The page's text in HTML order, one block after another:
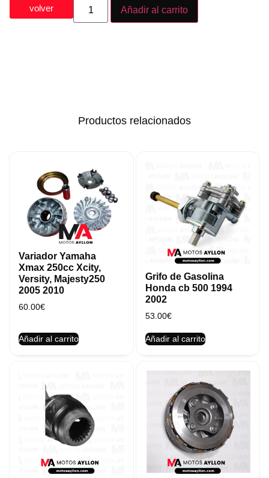
volver Añadir al carrito
Productos relacionados
Variador Yamaha
Xmax 250cc Xcity,
Versity, Majesty250
2005 2010
60.00€
Añadir al carrito
Grifo de Gasolina
Honda cb 500 1994
2002
53.00€
Añadir al carrito